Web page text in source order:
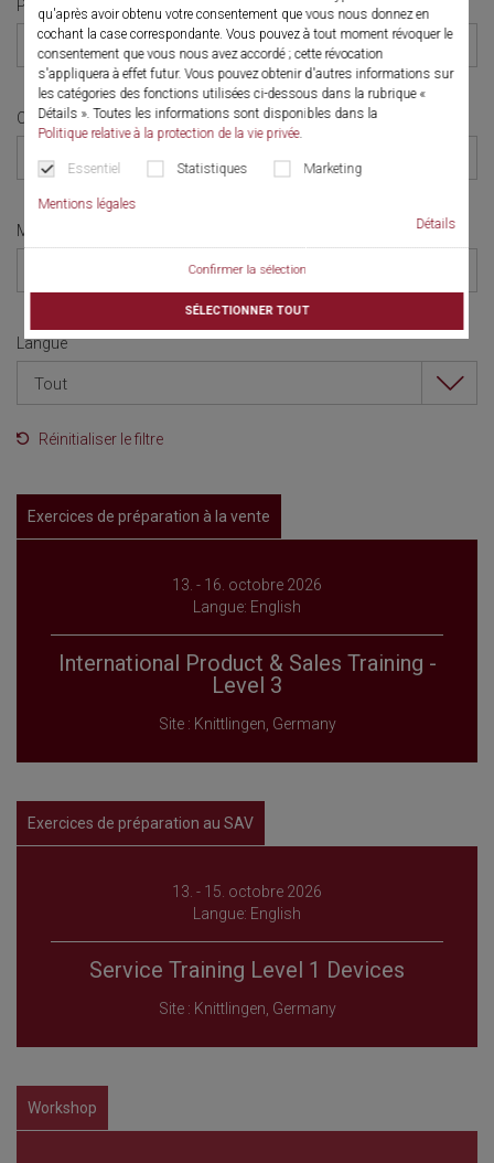
qu'après avoir obtenu votre consentement que vous nous donnez en
cochant la case correspondante. Vous pouvez à tout moment révoquer le
consentement que vous nous avez accordé ; cette révocation
s'appliquera à effet futur. Vous pouvez obtenir d'autres informations sur
les catégories des fonctions utilisées ci-dessous dans la rubrique «
Détails ». Toutes les informations sont disponibles dans la
Politique relative à la protection de la vie privée.
Essentiel Statistiques Marketing
Mentions légales
Détails
Confirmer la sélection
SÉLECTIONNER TOUT
Pays
Tout
Catégorie
Tout
Mois
Langue
Tout
Réinitialiser le filtre
Exercices de préparation à la vente
13. - 16. octobre 2026
Langue: English
International Product & Sales Training -
Level 3
Site : Knittlingen, Germany
Exercices de préparation au SAV
13. - 15. octobre 2026
Langue: English
Service Training Level 1 Devices
Site : Knittlingen, Germany
Workshop